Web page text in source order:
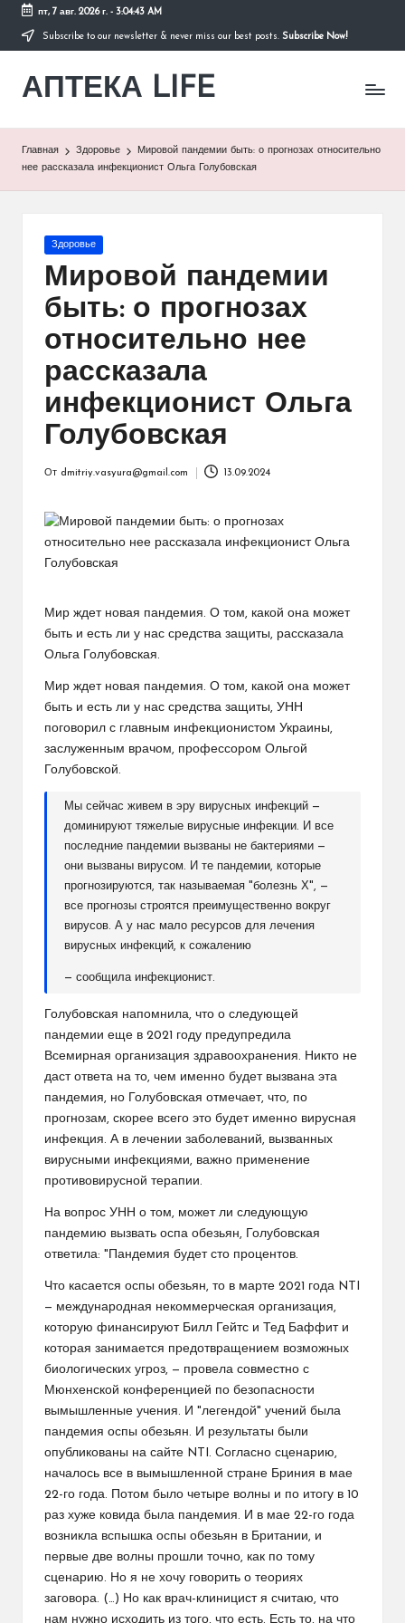
Перейти
содержимому
пт, 7 авг. 2026 г.- 3:04:44 AM
Subscribe to our newsletter & never miss our best posts. Subscribe Now!
АПТЕКА LIFE
сайт
Главная Здоровье
Мировой пандемии быть: о прогнозах относительно
нее рассказала инфекционист Ольга Голубовская
Опубликовано
Здоровье
Мировой пандемии
быть: о прогнозах
относительно нее
рассказала
инфекционист Ольга
Голубовская
От dmitriy.vasyura@gmail.com 13.09.2024
Мир ждет новая пандемия. О том, какой она может
быть и есть ли у нас средства защиты, рассказала
Ольга Голубовская.
Мир ждет новая пандемия. О том, какой она может
быть и есть ли у нас средства защиты, УНН
поговорил с главным инфекционистом Украины,
заслуженным врачом, профессором Ольгой
Голубовской.
Мы сейчас живем в эру вирусных инфекций —
доминируют тяжелые вирусные инфекции. И все
последние пандемии вызваны не бактериями —
они вызваны вирусом. И те пандемии, которые
прогнозируются, так называемая "болезнь Х", —
все прогнозы строятся преимущественно вокруг
вирусов. А у нас мало ресурсов для лечения
вирусных инфекций, к сожалению
— сообщила инфекционист.
Голубовская напомнила, что о следующей
пандемии еще в 2021 году предупредила
Всемирная организация здравоохранения. Никто не
даст ответа на то, чем именно будет вызвана эта
пандемия, но Голубовская отмечает, что, по
прогнозам, скорее всего это будет именно вирусная
инфекция. А в лечении заболеваний, вызванных
вирусными инфекциями, важно применение
противовирусной терапии.
На вопрос УНН о том, может ли следующую
пандемию вызвать оспа обезьян, Голубовская
ответила: "Пандемия будет сто процентов.
Что касается оспы обезьян, то в марте 2021 года NTI
— международная некоммерческая организация,
которую финансируют Билл Гейтс и Тед Баффит и
которая занимается предотвращением возможных
биологических угроз, — провела совместно с
Мюнхенской конференцией по безопасности
вымышленные учения. И "легендой" учений была
пандемия оспы обезьян. И результаты были
опубликованы на сайте NTI. Согласно сценарию,
началось все в вымышленной стране Бриния в мае
22-го года. Потом было четыре волны и по итогу в 10
раз хуже ковида была пандемия. И в мае 22-го года
возникла вспышка оспы обезьян в Британии, и
первые две волны прошли точно, как по тому
сценарию. Но я не хочу говорить о теориях
заговора. (…) Но как врач-клиницист я считаю, что
нам нужно исходить из того, что есть. Есть то, на что